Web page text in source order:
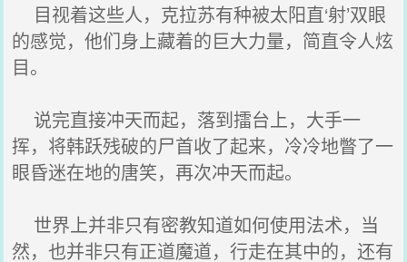
目视着这些人，克拉苏有种被太阳直‘射’双眼
的感觉，他们身上藏着的巨大力量，简直令人炫
目。
说完直接冲天而起，落到擂台上，大手一
挥，将韩跃残破的尸首收了起来，冷冷地瞥了一
眼昏迷在地的唐笑，再次冲天而起。
世界上并非只有密教知道如何使用法术，当
然，也并非只有正道魔道，行走在其中的，还有